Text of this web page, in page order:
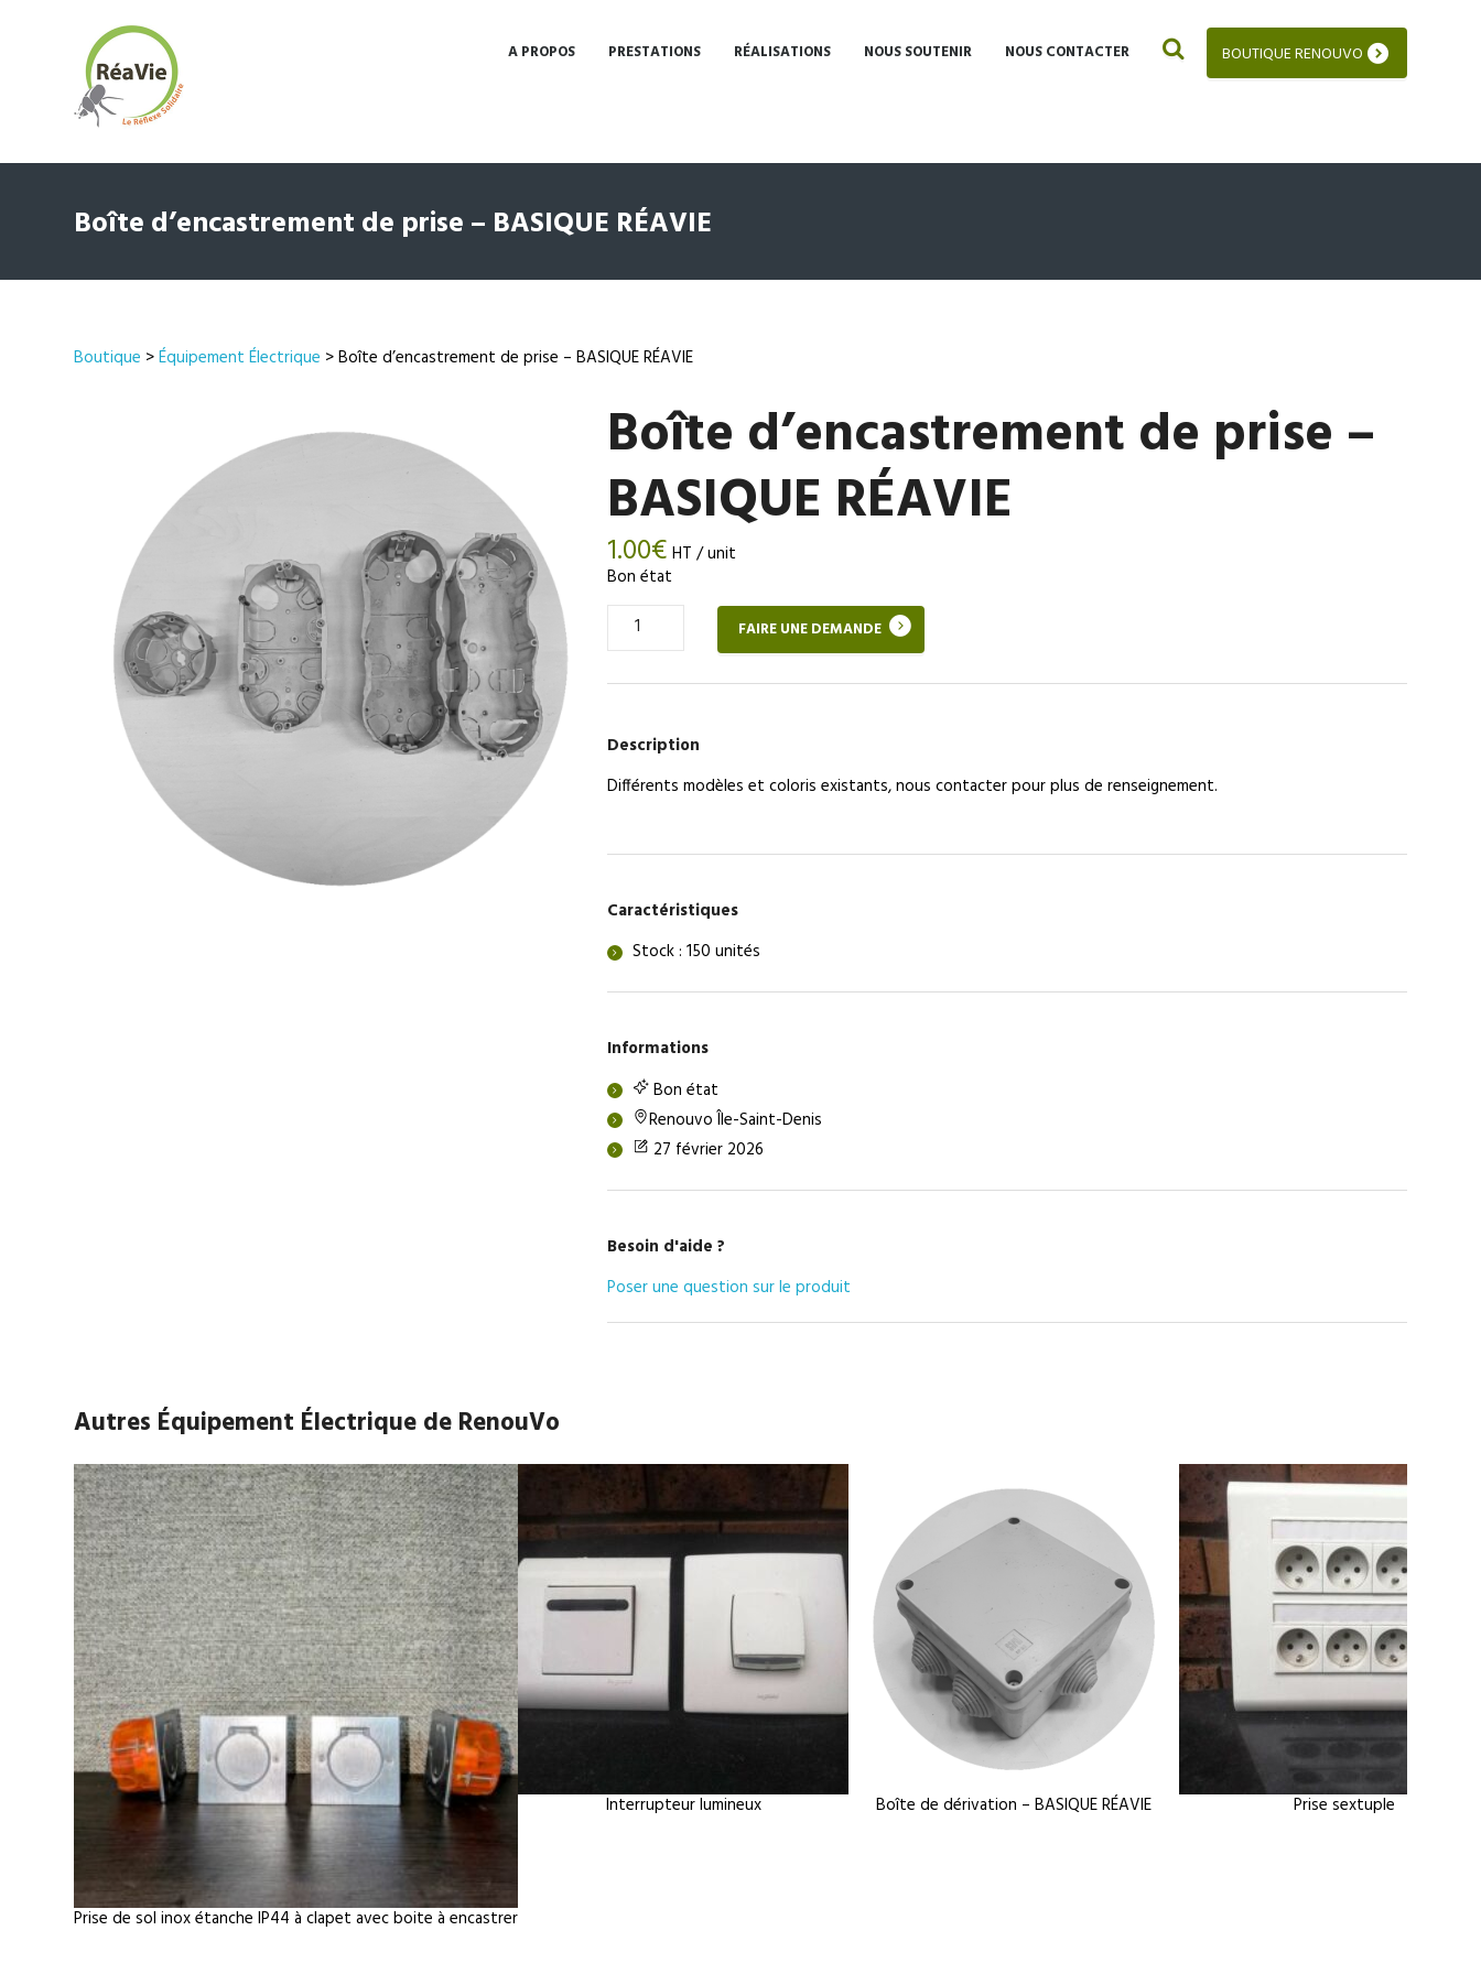
BOUTIQUE RENOUVO
A PROPOS PRESTATIONS RÉALISATIONS NOUS SOUTENIR NOUS CONTACTER
Boîte d’encastrement de prise – BASIQUE RÉAVIE
Boutique >Équipement Électrique > Boîte d’encastrement de prise – BASIQUE RÉAVIE
Boîte d’encastrement de prise –
BASIQUE RÉAVIE
1.00€ HT / unit
Bon état
Quantité
d’encastrement
–
BASIQUE
RÉAVIE
FAIRE UNE DEMANDE
Description
Différents modèles et coloris existants, nous contacter pour plus de renseignement.
Caractéristiques
Stock : 150 unités
Informations
Bon état
Renouvo Île-Saint-Denis
27 février 2026
Besoin d'aide ?
Poser une question sur le produit
Autres Équipement Électrique de RenouVo
Prise de sol inox étanche IP44 à clapet avec boite à encastrer
Interrupteur lumineux Boîte de dérivation – BASIQUE RÉAVIE Prise sextuple